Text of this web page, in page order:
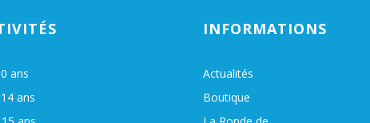
ans
ans
INFORMATIONS
Actualités
Boutique